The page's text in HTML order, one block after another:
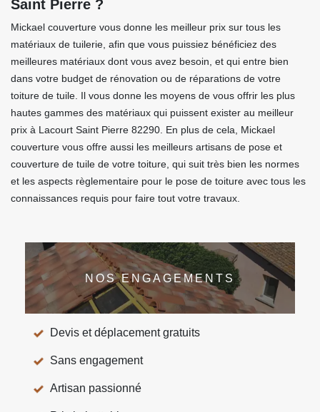
Saint Pierre ?
Mickael couverture vous donne les meilleur prix sur tous les
matériaux de tuilerie, afin que vous puissiez bénéficiez des
meilleures matériaux dont vous avez besoin, et qui entre bien
dans votre budget de rénovation ou de réparations de votre
toiture de tuile. Il vous donne les moyens de vous offrir les plus
hautes gammes des matériaux qui puissent exister au meilleur
prix à Lacourt Saint Pierre 82290. En plus de cela, Mickael
couverture vous offre aussi les meilleurs artisans de pose et
couverture de tuile de votre toiture, qui suit très bien les normes
et les aspects règlementaire pour le pose de toiture avec tous les
connaissances requis pour faire tout votre travaux.
NOS ENGAGEMENTS
Devis et déplacement gratuits
Sans engagement
Artisan passionné